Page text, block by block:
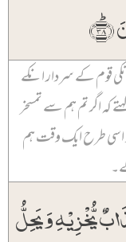
قوم کے سردار انکے
اگر تم ہم سے تمسخر
اسی طرح ایک وقت ہم
یُّخۡزِیۡہِ وَ یَحِلُّ